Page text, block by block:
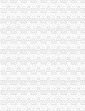
丰都局四项举措贯彻落实
长寿局四方面入手认真学
巴南局重庆代理记账一品
綦江局重庆代账公司充分
高新园局“四个到位”重庆
渝中局重庆进出口权加部
南川局重庆财务公司发挥
彭水局重庆财务公司驻阿
高新区局重庆代账公司上
璧山局三措施整“四小企业